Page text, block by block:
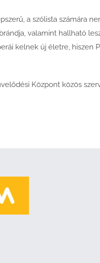
a szólista számára
valamint hallható
kelnek új életre,
Központ közös